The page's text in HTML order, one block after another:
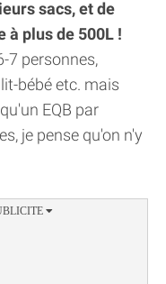
sacs, et de
plus de 500L !
7 personnes,
bébé etc. mais
EQB par
je pense qu'on n'y